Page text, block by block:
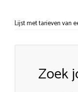
Lijst met tarieven van
Zoek